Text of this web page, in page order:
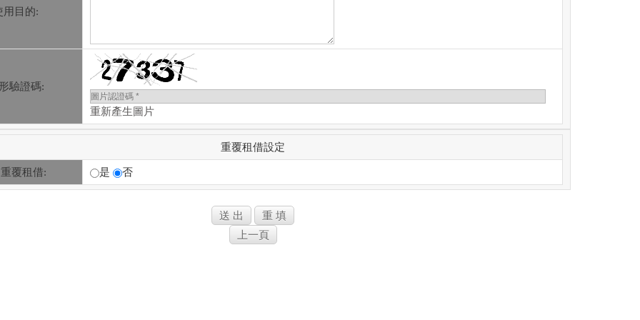
用目的:
驗證碼:
重新產生圖片
重覆租借設定
覆租借: 是 否